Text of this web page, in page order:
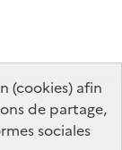
(cookies) afin
de partage,
sociales